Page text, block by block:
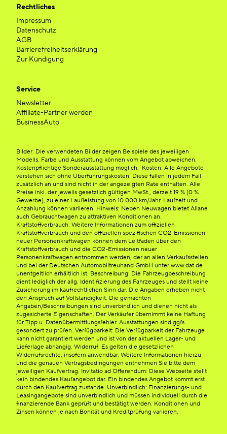
Rechtliches
Impressum
Datenschutz
AGB
Barrierefreiheitserklärung
Zur Kündigung
Service
Newsletter
Affiliate-Partner werden
BusinessAuto
Bilder: Die verwendeten Bilder zeigen Beispiele des jeweiligen
Modells. Farbe und Ausstattung können vom Angebot abweichen.
Kostenpflichtige Sonderausstattung möglich. Kosten: Alle Angebote
verstehen sich ohne Überführungskosten. Diese fallen in jedem Fall
zusätzlich an und sind nicht in der angezeigten Rate enthalten. Alle
Preise inkl. der jeweils gesetzlich gültigen MwSt., derzeit 19 % (0 %
Gewerbe), zu einer Laufleistung von 10.000 km/Jahr. Laufzeit und
Anzahlung können variieren. Hinweis: Neben Neuwagen bietet Allane
auch Gebrauchtwagen zu attraktiven Konditionen an.
Kraftstoffverbrauch: Weitere Informationen zum offiziellen
Kraftstoffverbrauch und den offiziellen spezifischen CO2-Emissionen
neuer Personenkraftwagen können dem Leitfaden über den
Kraftstoffverbrauch und die CO2-Emissionen neuer
Personenkraftwagen entnommen werden, der an allen Verkaufsstellen
und bei der Deutschen Automobiltreuhand GmbH unter www.dat.de
unentgeltlich erhältlich ist. Beschreibung: Die Fahrzeugbeschreibung
dient lediglich der allg. Identifizierung des Fahrzeuges und stellt keine
Zusicherung im kaufrechtlichen Sinn dar. Die Angaben erheben nicht
den Anspruch auf Vollständigkeit. Die gemachten
Angaben/Beschreibungen sind unverbindlich und dienen nicht als
zugesicherte Eigenschaften. Der Verkäufer übernimmt keine Haftung
für Tipp u. Datenübermittlungsfehler. Ausstattungen sind ggfs.
gesondert zu prüfen. Verfügbarkeit: Die Verfügbarkeit der Fahrzeuge
kann nicht garantiert werden und ist von der aktuellen Lager- und
Lieferlage abhängig. Widerruf: Es gelten die gesetzlichen
Widerrufsrechte, insofern anwendbar. Weitere Informationen hierzu
und die genauen Vertragsbedingungen entnehmen Sie bitte dem
jeweiligen Kaufvertrag. Invitatio ad Offerendum: Diese Webseite stellt
kein bindendes Kaufangebot dar. Ein bindendes Angebot kommt erst
durch den Kaufvertrag zustande. Unverbindlich: Finanzierungs- und
Leasingangebote sind unverbindlich und müssen individuell durch die
finanzierende Bank geprüft und bestätigt werden. Konditionen und
Zinsen können je nach Bonität und Kreditprüfung variieren.